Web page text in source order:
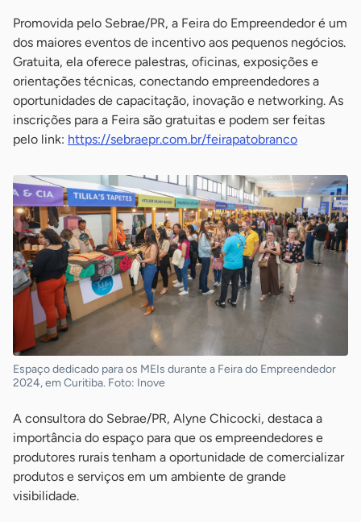
Promovida pelo Sebrae/PR, a Feira do Empreendedor é um
dos maiores eventos de incentivo aos pequenos negócios.
Gratuita, ela oferece palestras, oficinas, exposições e
orientações técnicas, conectando empreendedores a
oportunidades de capacitação, inovação e networking. As
inscrições para a Feira são gratuitas e podem ser feitas
pelo link: https://sebraepr.com.br/feirapatobranco
Espaço dedicado para os MEIs durante a Feira do Empreendedor
2024, em Curitiba. Foto: Inove
A consultora do Sebrae/PR, Alyne Chicocki, destaca a
importância do espaço para que os empreendedores e
produtores rurais tenham a oportunidade de comercializar
produtos e serviços em um ambiente de grande
visibilidade.